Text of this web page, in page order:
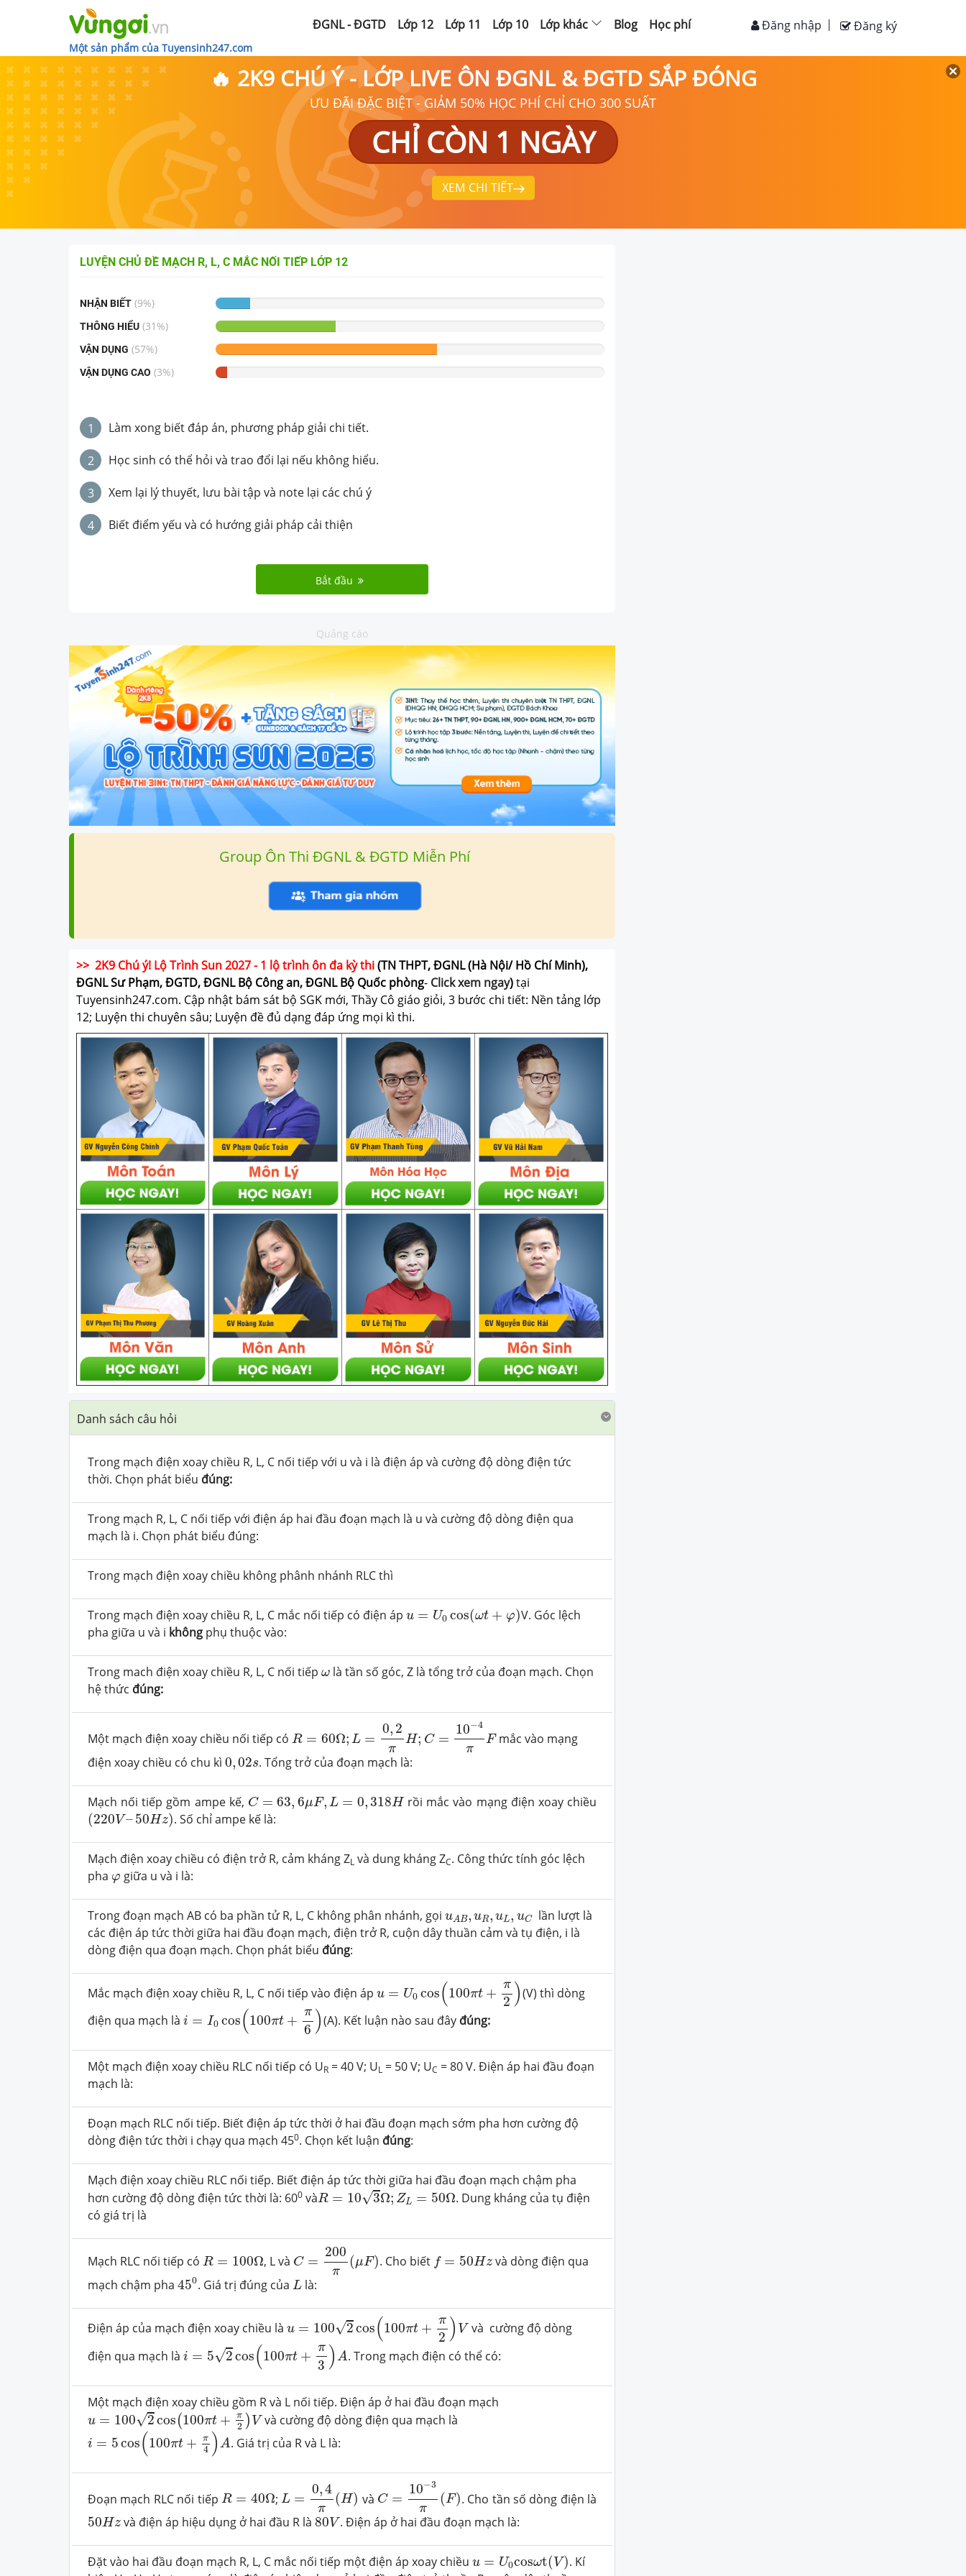
Một sản phẩm của Tuyensinh247.com
ĐGNL - ĐGTD Lớp 12 Lớp 11 Lớp 10 Lớp khác Blog Học phí Đăng ký
Đăng nhập
🔥 2K9 CHÚ Ý - LỚP LIVE ÔN ĐGNL & ĐGTD SẮP ĐÓNG
ƯU ĐÃI ĐẶC BIỆT - GIẢM 50% HỌC PHÍ CHỈ CHO 300 SUẤT
CHỈ CÒN 1 NGÀY
XEM CHI TIẾT
LUYỆN CHỦ ĐỀ MẠCH R, L, C MẮC NỐI TIẾP LỚP 12
NHẬN BIẾT (9%)
THÔNG HIỂU (31 %)
VẬN DỤNG (57%)
VẬN DỤNG CAO (3%)
1 Làm xong biết đáp án, phương pháp giải chi tiết.
2 Học sinh có thể hỏi và trao đổi lại nếu không hiểu.
3 Xem lại lý thuyết, lưu bài tập và note lại các chú ý
4 Biết điểm yếu và có hướng giải pháp cải thiện
Bắt đầu
Quảng cáo
Group Ôn Thi ĐGNL & ĐGTD Miễn Phí
>> 2K9 Chú ý! Lộ Trình Sun 2027 - 1 lộ trình ôn đa kỳ thi(TN THPT, ĐGNL (Hà Nội/ Hồ Chí Minh),
ĐGNL Sư Phạm, ĐGTD, ĐGNL Bộ Công an, ĐGNL Bộ Quốc phòng- Click xem ngay)tại
Tuyensinh247.com. Cập nhật bám sát bộ SGK mới, Thầy Cô giáo giỏi, 3 bước chi tiết: Nền tảng lớp
12; Luyện thi chuyên sâu; Luyện đề đủ dạng đáp ứng mọi kì thi.
Danh sách câu hỏi
Trong mạch điện xoay chiều R, L, C nối tiếp với u và i là điện áp và cường độ dòng điện tức
thời. Chọn phát biểu đúng:
Trong mạch R, L, C nối tiếp với điện áp hai đầu đoạn mạch là u và cường độ dòng điện qua
mạch là i. Chọn phát biểu đúng:
Trong mạch điện xoay chiều không phânh nhánh RLC thì
Trong mạch điện xoay chiều R, L, C mắc nối tiếp có điện áp u = U0 cos(ωt + φ)
u 0cos(ωt + φ
V. Góc lệch
pha giữa u và i không phụ thuộc vào:
Trong mach điện xoay chiều R, L, C nối tiếp ω
ω là tần số góc, Z là tổng trở của đoạn mạch. Chọn
hệ thức đúng:
Một mạch điện xoay chiều nối tiếp có R = 60Ω; L =
0, 2
π
H; C =
10−4
π
F
H C F
mắc vào mạng
điện xoay chiều có chu kì 0,02s
0 02s. Tổng trở của đoạn mạch là:
Mạch nối tiếp gồm ampe kế, C = 63, 6μF, L = 0,318H
C= 63,6 μF,L= 0, 318H
rồi mắc vào mạng điện xoay chiều
(220V– 50Hz)
(220V–50Hz) . Số chỉ ampe kế là:
Mạch điện xoay chiều có điện trở R, cảm kháng ZL và dung kháng ZC. Công thức tính góc lệch
pha φ
φ giữa u và i là:
Trong đoạn mạch AB có ba phần tử R, L, C không phân nhánh, gọi uAB, uR, uL, uC
uAB ,uR uL uC lần lượt là
các điện áp tức thời giữa hai đầu đoạn mạch, điện trở R, cuộn dây thuần cảm và tụ điện, i là
dòng điện qua đoạn mạch. Chọn phát biểu đúng:
Mắc mạch điện xoay chiều R, L, C nối tiếp vào điện áp u = U0 cos(100πt +
π
2 )
100
(V) thì dòng
điện qua mạch là i = I0 cos(100πt +
π
6 )
100
(A). Kết luận nào sau đây đúng:
Một mạch điện xoay chiều RLC nối tiếp có UR = 40 V; UL = 50 V; UC = 80 V. Điện áp hai đầu đoạn
mạch là:
Đoạn mạch RLC nối tiếp. Biết điện áp tức thời ở hai đầu đoạn mạch sớm pha hơn cường độ
dòng điện tức thời i chạy qua mạch 450. Chọn kết luận đúng:
Mạch điện xoay chiều RLC nối tiếp. Biết điện áp tức thời giữa hai đầu đoạn mạch chậm pha
hơn cường độ dòng điện tức thời là: 600 vàR = 10√3Ω; ZL = 50Ω
R=103Ω;ZL=50Ω
. Dung kháng của tụ điện
có giá trị là
Mạch RLC nối tiếp có R = 100Ω
R= 100Ω , L và C =
200
π
(μF)
200π(
. Cho biết f = 50Hz
f= 50Hz
và dòng điện qua
mạch chậm pha 450
450. Giá trị đúng của L
Llà:
Điện áp của mạch điện xoay chiều là u = 100√2cos(100πt +
π
2 ) V
cos 100
và cường độ dòng
điện qua mạch là i = 5√2cos(100πt +
π
3 )A
cos( 100π
. Trong mạch điện có thể có:
Một mạch điện xoay chiều gồm R và L nối tiếp. Điện áp ở hai đầu đoạn mạch
u = 100√2cos(100πt + π
2 ) V
u=1002cos(100πt+π2)V và cường độ dòng điện qua mạch là
i = 5cos(100πt + π
4 ) A
i= cos(100 πt+π4)A
. Giá trị của R và L là:
Đoạn mạch RLC nối tiếp R = 40Ω
R= 40Ω ; L =
0,4
π
(H)
4π (H
và C =
10−3
π
(F)
10−3π(
. Cho tần số dòng điện là
50Hz
50Hz và điện áp hiệu dụng ở hai đầu R là80V
80V. Điện áp ở hai đầu đoạn mạch là:
Đặt vào hai đầu đoạn mạch R, L, C mắc nối tiếp một điện áp xoay chiều u = U0cosωt( V)
u 0c osω t(V)
. Kí